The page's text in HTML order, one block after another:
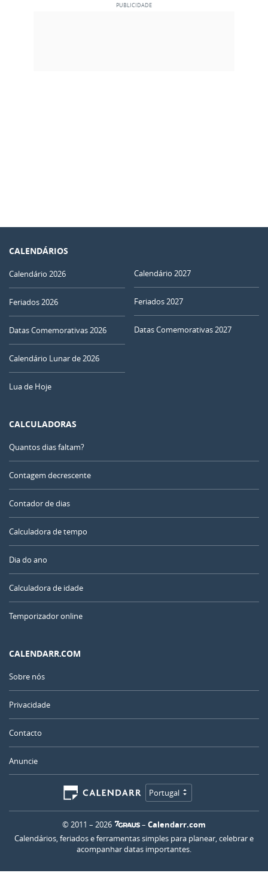
CALENDÁRIOS
Calendário 2026
Feriados 2026
Datas Comemorativas 2026
Calendário Lunar de 2026
Lua de Hoje
Calendário 2027
Feriados 2027
Datas Comemorativas 2027
CALCULADORAS
Quantos dias faltam?
Contagem decrescente
Contador de dias
Calculadora de tempo
Dia do ano
Calculadora de idade
Temporizador online
CALENDARR.COM
Sobre nós
Privacidade
Contacto
Anuncie
Portugal
© 2011 – 2026 – Calendarr.com
Calendários, feriados e ferramentas simples para planear, celebrar e
acompanhar datas importantes.